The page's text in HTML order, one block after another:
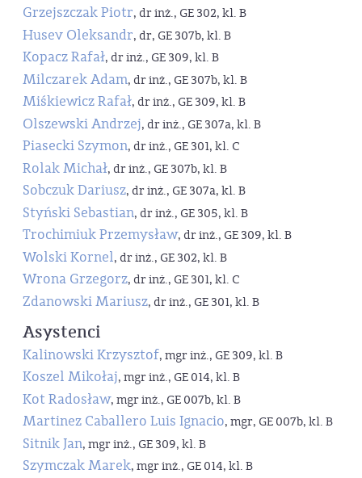
Grzejszczak Piotr, dr inż., GE 302, kl. B
Husev Oleksandr, dr, GE 307b, kl. B
Kopacz Rafał, dr inż., GE 309, kl. B
Milczarek Adam, dr inż., GE 307b, kl. B
Miśkiewicz Rafał, dr inż., GE 309, kl. B
Olszewski Andrzej, dr inż., GE 307a, kl. B
Piasecki Szymon, dr inż., GE 301, kl. C
Rolak Michał, dr inż., GE 307b, kl. B
Sobczuk Dariusz, dr inż., GE 307a, kl. B
Styński Sebastian, dr inż., GE 305, kl. B
Trochimiuk Przemysław, dr inż., GE 309, kl. B
Wolski Kornel, dr inż., GE 302, kl. B
Wrona Grzegorz, dr inż., GE 301, kl. C
Zdanowski Mariusz, dr inż., GE 301, kl. B
Asystenci
Kalinowski Krzysztof, mgr inż., GE 309, kl. B
Koszel Mikołaj, mgr inż., GE 014, kl. B
Kot Radosław, mgr inż., GE 007b, kl. B
Martinez Caballero Luis Ignacio, mgr, GE 007b, kl. B
Sitnik Jan, mgr inż., GE 309, kl. B
Szymczak Marek, mgr inż., GE 014, kl. B